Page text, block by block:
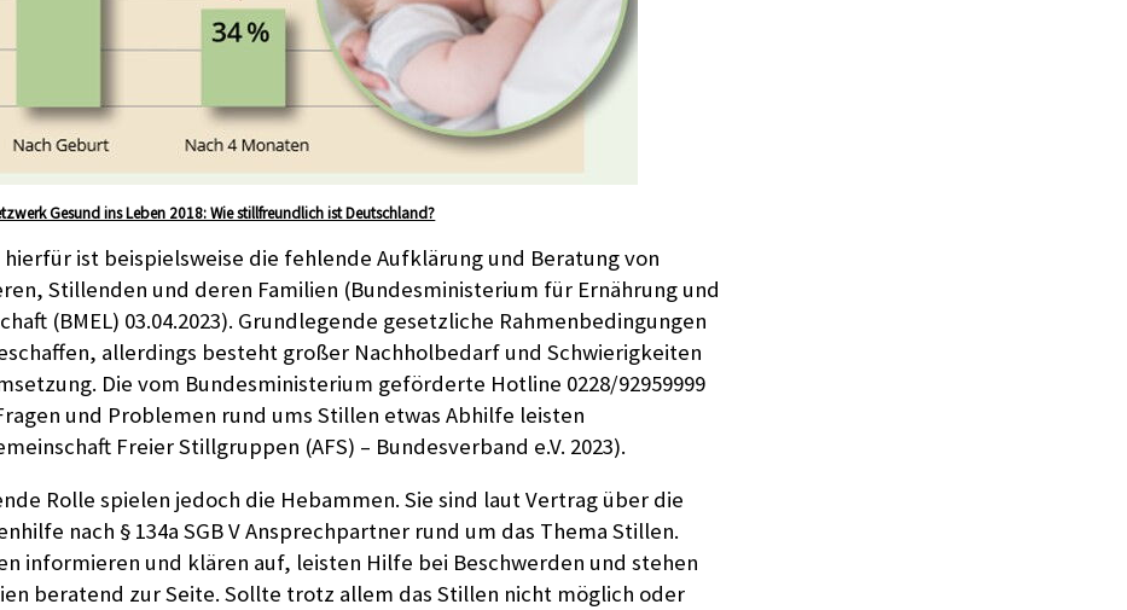
Gesund ins Leben 2018: Wie stillfreundlich ist Deutschland?
hierfür ist beispielsweise die fehlende Aufklärung und Beratung von
Stillenden und deren Familien (Bundesministerium für Ernährung und
(BMEL) 03.04.2023). Grundlegende gesetzliche Rahmenbedingungen
allerdings besteht großer Nachholbedarf und Schwierigkeiten
Die vom Bundesministerium geförderte Hotline 0228/92959999
und Problemen rund ums Stillen etwas Abhilfe leisten
Freier Stillgruppen (AFS) – Bundesverband e.V. 2023).
Rolle spielen jedoch die Hebammen. Sie sind laut Vertrag über die
nach § 134a SGB V Ansprechpartner rund um das Thema Stillen.
informieren und klären auf, leisten Hilfe bei Beschwerden und stehen
beratend zur Seite. Sollte trotz allem das Stillen nicht möglich oder